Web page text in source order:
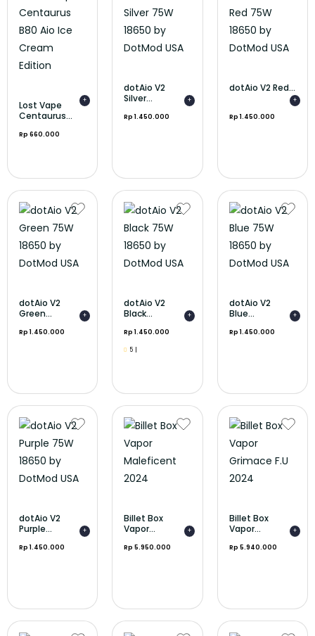
Lost Vape
Centaurus...
Rp 660.000
+
dotAio V2
Silver...
Rp 1.450.000
+
dotAio V2 Red...
Rp 1.450.000
+
dotAio V2
Green...
Rp 1.450.000
+
dotAio V2
Black...
Rp 1.450.000
5 |
+
dotAio V2
Blue...
Rp 1.450.000
+
dotAio V2
Purple...
Rp 1.450.000
+
Billet Box
Vapor...
Rp 5.950.000
+
Billet Box
Vapor...
Rp 5.940.000
+